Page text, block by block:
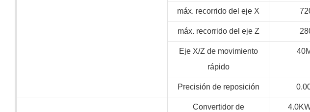
máx. recorrido del eje X
máx. recorrido del eje Z
Eje X/Z de movimiento
rápido
Precisión de reposición
Convertidor de